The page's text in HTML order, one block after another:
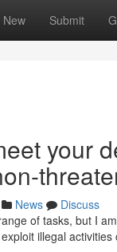
New Submit
your
News
Discuss
of tasks, but I
illegal